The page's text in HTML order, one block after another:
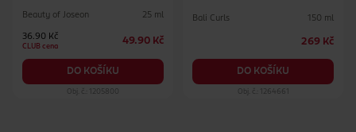
Beauty of Joseon 25 ml
36.90 Kč
CLUB cena
49.90 Kč
DO KOŠÍKU
Obj. č.: 1205800
Bali Curls 150 ml
269 Kč
DO KOŠÍKU
Obj. č.: 1264661